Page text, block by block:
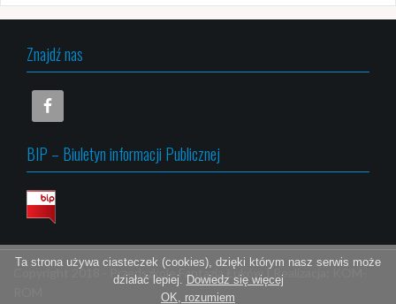
Znajdź nas
BIP – Biuletyn informacji Publicznej
Copyright 2018 - Przedszkole Fantazja Łuków | Realizacja:
Ta strona używa ciasteczek (cookies), dzięki którym nasz serwis może
działać lepiej. Dowiedz się więcej
OK, rozumiem